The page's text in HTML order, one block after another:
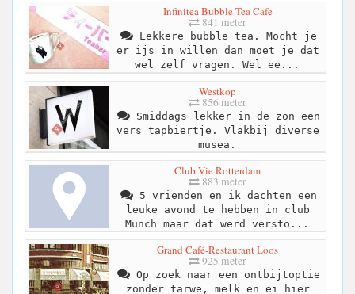
Infinitea Bubble Tea Cafe
841 meter
Lekkere bubble tea. Mocht je
er ijs in willen dan moet je dat
wel zelf vragen. Wel ee...
Westkop
856 meter
Smiddags lekker in de zon een
vers tapbiertje. Vlakbij diverse
musea.
Club Vie Rotterdam
883 meter
5 vrienden en ik dachten een
leuke avond te hebben in club
Munch maar dat werd versto...
Grand Café-Restaurant Loos
925 meter
Op zoek naar een ontbijtoptie
zonder tarwe, melk en ei hier